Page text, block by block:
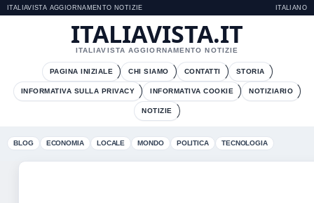
ITALIAVISTA AGGIORNAMENTO NOTIZIE ITALIANO
ITALIAVISTA.IT
ITALIAVISTA AGGIORNAMENTO NOTIZIE
PAGINA INIZIALE CHI SIAMO CONTATTI STORIA
INFORMATIVA SULLA PRIVACY INFORMATIVA COOKIE NOTIZIARIO
NOTIZIE
BLOG ECONOMIA LOCALE MONDO POLITICA TECNOLOGIA